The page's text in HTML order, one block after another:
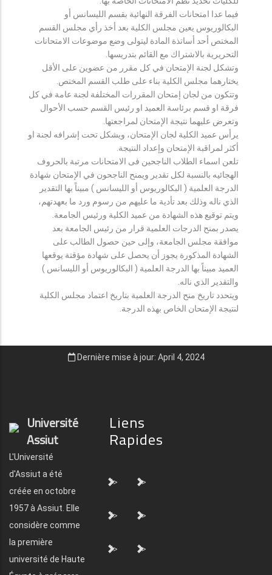
فيما عدا امتحانات الفرقة النهائية بقسم الليسانس أو
البكالوريوس يعين مجلس الكلية بعد أخذ رأي مجلس القسم
المختص أحد أساتذة المادة ليتولى وضع موضوعات الامتحانات
التحريرية بالاشتراك مع القائم بتدريسها.
وتشكل لجنة الإمتحان في كل مقرر من عضوين على الأقل
يختارهما مجلس الكلية بناء على طلب القسم المختص.
وتتكون من لجان إمتحان المقررات المختلفة لجنة عامة في كل
فرقة او قسم برئاسة العميد او رئيس القسم حسب الأحوال
وتعرض عليهما نتيجة الإمتحان لمراجعتها.
يرأس عميد الكلية لجان الإمتحان، ويشكل تحت إشرافه لجنة او
أكثر لمراقبة الإمتحان وإعداد النتيجة.
تلعن اسماء الطلاب الناجحين فى الامتحانات مرتبة بالحروف
الهجائيه بالنسبة لكل تقدير ويمنح الناجحون في الإمتحان شهادة
الدرجة العلمية ( البكالوريوس أو الليسانس ) مبيناً بها التقدير
الذي ناله وذلك بعد تأدية ما عليهم من رسوم ورد ما بعهدتهم،
ويتم توقيع هذه الشهادة من عميد الكلية ورئيس الجامعة.
يصدر بمنح الدرجات العلمية قرار من رئيس الجامعة بعد
موافقة مجلس الجامعة، وإلى حين حصول الطالب على
الشهادة المذكورة يجوز أن يحصل على شهادة مؤقتة يوقعها
العميد مبيناً بها الدرجة العلمية ( البكالوريوس أو الليسانس )
والتقدير الذي ناله.
ويتحدد تاريخ منح الدرجة العلمية بتاريخ اعتماد مجلس الكلية
لنتيجة الإمتحان الخاص بهذه الدرجة.
Dernière mise à jour: April 4, 2024
Université
Assiut
L'Université
d'Assiut a été
créée en octobre
1957 à Assiut. Elle
considère comme
la première
université de Haute
Liens
Rapides
"> ">
"> ">
"> ">